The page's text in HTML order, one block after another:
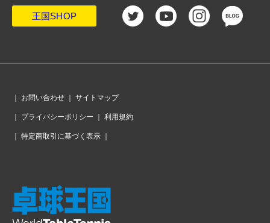
・33年ぶりの学校対抗で明徳義塾に善戦、ダブルスもベスト16に
あと一歩。「男子校ラストイヤー」沼田のインターハイ
男女ダブルス3回戦が終了。学校対抗に不出場の四天王寺、愛み
・男子学校対抗はベスト8が出揃う。昨年準優勝の明豊は富田を大
・インターハイ競技2日目はダブルスがスタート。学校対抗ではベ
初出場侮るなかれ。男子・足立学園、女子・鳥取城北が16強進
出。早実、一関第二も奮闘
声援を受けてインターハイの舞台に立つ！
・新潟産大附は前回3位の育英に勝利！学館浦安は創部初のベスト
・女子学校対抗2回戦が終了しベスト16が決定。優勝候補のリベル
テ、昨年準Vの明徳義塾などは順当に3回戦へ
・女子学校対抗1回戦が終了。初出場の八戸工業、鳥取城北が初戦
を突破
・インターハイ競技1日目は男女学校対抗でベスト16が出揃う。今
王国SHOP
｜ お問い合わせ ｜ サイトマップ
｜ プライバシーポリシー ｜ 利用規約
｜ 特定商取引に基づく表示 ｜